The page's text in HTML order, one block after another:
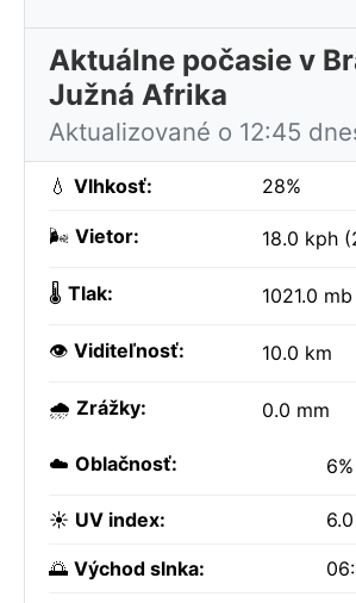
Aktuálne počasie v
Južná Afrika
Aktualizované o 12:45
💧 Vlhkosť: 28%
🌬️ Vietor: 18.0 kph
🌡️ Tlak: 1021.0 mb
👁️ Viditeľnosť: 10.0 km
🌧️ Zrážky: 0.0 mm
☁️ Oblačnosť: 6%
☀️ UV index: 6.0
🌅 Východ slnka: